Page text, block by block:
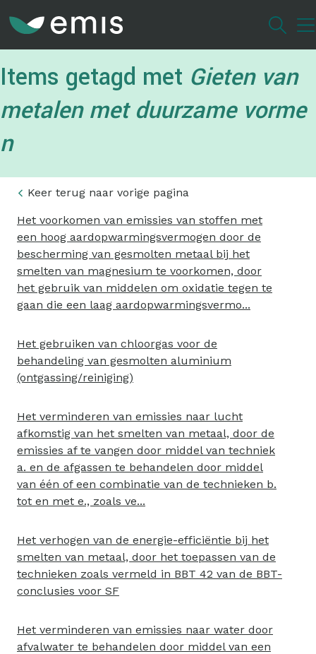
inhoud
Items getagd met Gieten van
metalen met duurzame vorme
n
Keer terug naar vorige pagina
Het voorkomen van emissies van stoffen met
een hoog aardopwarmingsvermogen door de
bescherming van gesmolten metaal bij het
smelten van magnesium te voorkomen, door
het gebruik van middelen om oxidatie tegen te
gaan die een laag aardopwarmingsvermo...
Het gebruiken van chloorgas voor de
behandeling van gesmolten aluminium
(ontgassing/reiniging)
Het verminderen van emissies naar lucht
afkomstig van het smelten van metaal, door de
emissies af te vangen door middel van techniek
a. en de afgassen te behandelen door middel
van één of een combinatie van de technieken b.
tot en met e., zoals ve...
Het verhogen van de energie-efficiëntie bij het
smelten van metaal, door het toepassen van de
technieken zoals vermeld in BBT 42 van de BBT-
conclusies voor SF
Het verminderen van emissies naar water door
afvalwater te behandelen door middel van een